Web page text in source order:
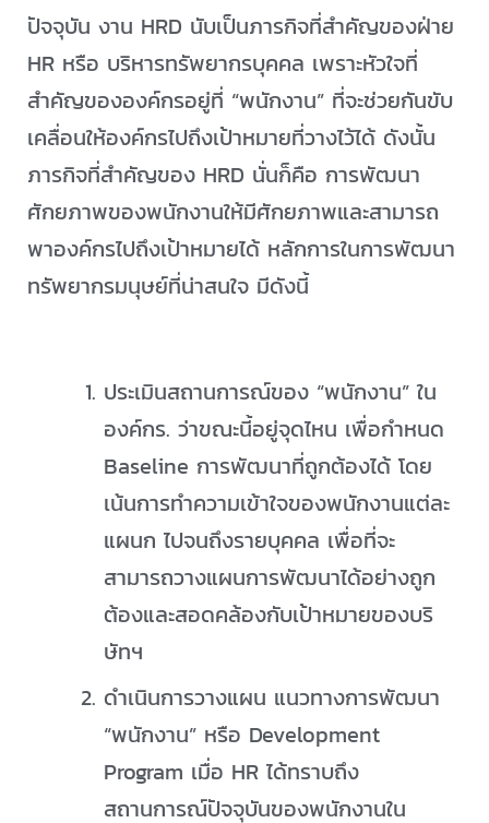
ปัจจุบัน งาน HRD นับเป็นภารกิจที่สำคัญของฝ่าย
HR หรือ บริหารทรัพยากรบุคคล เพราะหัวใจที่
สำคัญขององค์กรอยู่ที่ “พนักงาน” ที่จะช่วยกันขับ
เคลื่อนให้องค์กรไปถึงเป้าหมายที่วางไว้ได้ ดังนั้น
ภารกิจที่สำคัญของ HRD นั่นก็คือ การพัฒนา
ศักยภาพของพนักงานให้มีศักยภาพและสามารถ
พาองค์กรไปถึงเป้าหมายได้ หลักการในการพัฒนา
ทรัพยากรมนุษย์ที่น่าสนใจ มีดังนี้
ประเมินสถานการณ์ของ “พนักงาน” ใน
องค์กร. ว่าขณะนี้อยู่จุดไหน เพื่อกำหนด
Baseline การพัฒนาที่ถูกต้องได้ โดย
เน้นการทำความเข้าใจของพนักงานแต่ละ
แผนก ไปจนถึงรายบุคคล เพื่อที่จะ
สามารถวางแผนการพัฒนาได้อย่างถูก
ต้องและสอดคล้องกับเป้าหมายของบริ
ษัทฯ
ดำเนินการวางแผน แนวทางการพัฒนา
“พนักงาน” หรือ Development
Program เมื่อ HR ได้ทราบถึง
สถานการณ์ปัจจุบันของพนักงานใน